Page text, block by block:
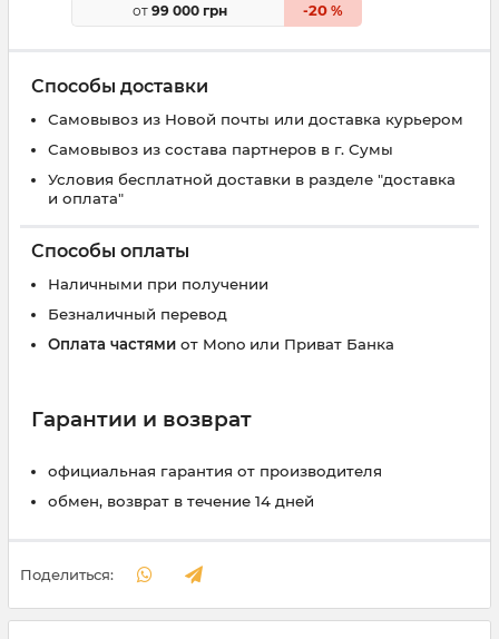
от 99 000 грн -20%
Способы доставки
Самовывоз из Новой почты или доставка курьером
Самовывоз из состава партнеров в г. Сумы
Условия бесплатной доставки в разделе "доставка
и оплата"
Способы оплаты
Наличными при получении
Безналичный перевод
Оплата частями от Mono или Приват Банка
Гарантии и возврат
официальная гарантия от производителя
обмен, возврат в течение 14 дней
Поделиться: